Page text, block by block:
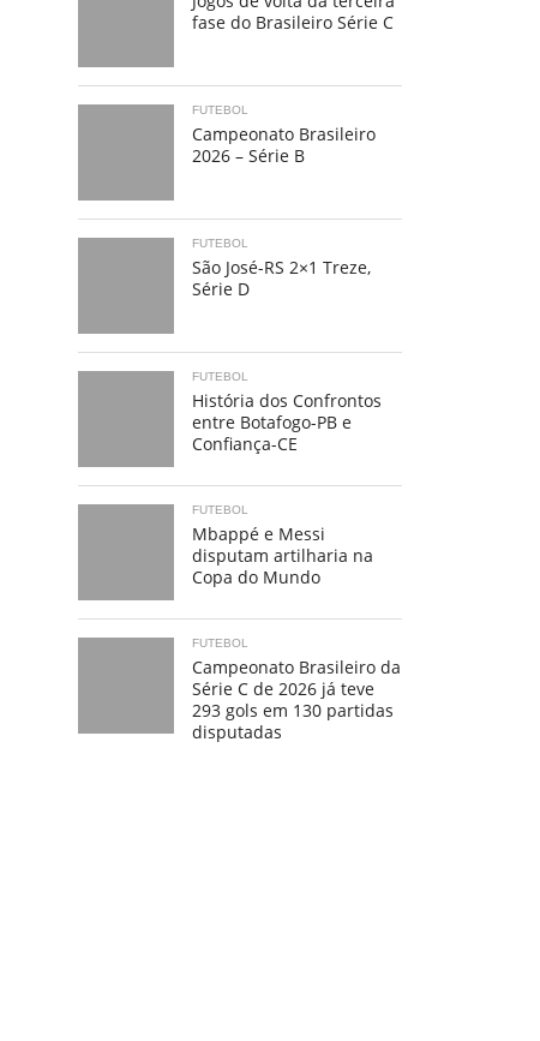
fase do Brasileiro Série C
FUTEBOL
Campeonato Brasileiro
2026 – Série B
FUTEBOL
São José-RS 2×1 Treze,
Série D
FUTEBOL
História dos Confrontos
entre Botafogo-PB e
Confiança-CE
FUTEBOL
Mbappé e Messi
disputam artilharia na
Copa do Mundo
FUTEBOL
Campeonato Brasileiro da
Série C de 2026 já teve
293 gols em 130 partidas
disputadas